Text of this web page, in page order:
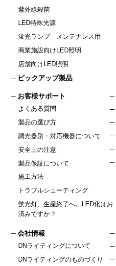
紫外線殺菌
LED特殊光源
蛍光ランプ メンテナンス用
商業施設向けLED照明
店舗向けLED照明
ピックアップ製品
お客様サポート
よくある質問
製品の選び方
調光器別・対応機器について
安全上の注意
製品保証について
施工方法
トラブルシューティング
蛍光灯、生産終了へ。LED化はお
済みですか？
会社情報
DNライティングについて
DNライティングのものづくり